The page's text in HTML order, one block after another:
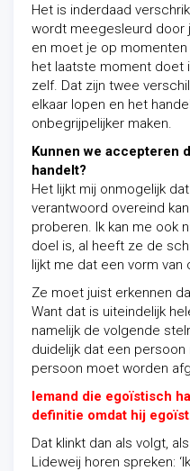
Het is inderdaad
wordt meegesleurd door
en moet je op
het laatste moment doet
zelf. Dat zijn twee
elkaar lopen en het
onbegrijpelijker maken.
Kunnen we accepteren
handelt?
Het lijkt mij onmogelijk
verantwoord overeind
proberen. Ik kan me ook
doel is, al heeft ze de
lijkt me dat een vorm
Ze moet juist erkennen
Want dat is uiteindelijk
namelijk de volgende
duidelijk dat een
persoon moet worden
Iemand die egoïstisch
definitie omdat hij
Dat klinkt dan als volgt,
Lideweij horen spreken: